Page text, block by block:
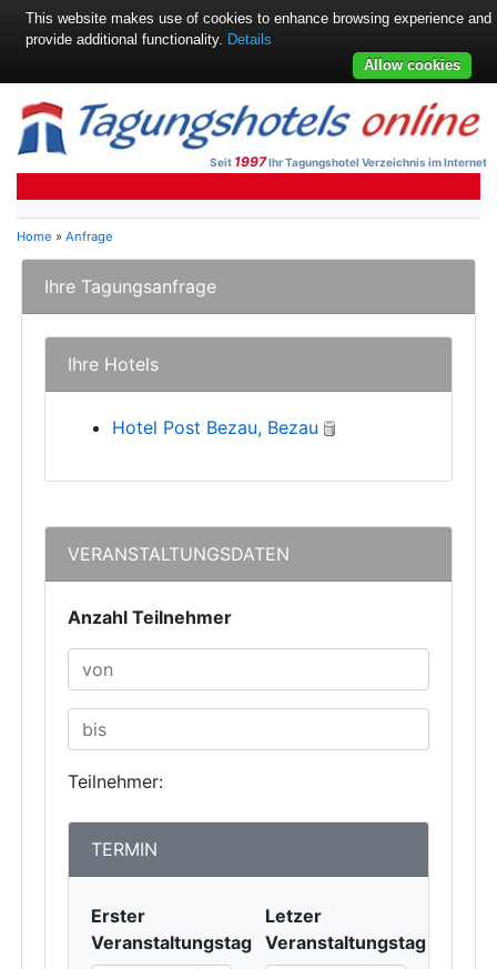
Seit 1997Ihr Tagungshotel Verzeichnis im Internet
Home » Anfrage
Ihre Tagungsanfrage
Ihre Hotels
Hotel Post Bezau, Bezau
VERANSTALTUNGSDATEN
Anzahl Teilnehmer
Teilnehmer:
TERMIN
Erster
Veranstaltungstag
Letzer
Veranstaltungstag
This website makes use of cookies to enhance browsing experience and
provide additional functionality. Details
Allow cookies